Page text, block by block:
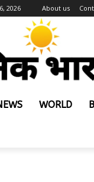
2026 About us
WORLD